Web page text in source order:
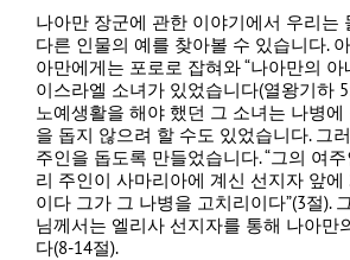
나아만 장군에 관한 이야기에서 우리는
다른 인물의 예를 찾아볼 수 있습니다.
아만에게는 포로로 잡혀와 “나아만의 아
이스라엘 소녀가 있었습니다(열왕기하
노예생활을 해야 했던 그 소녀는 나병에
을 돕지 않으려 할 수도 있었습니다. 그
주인을 돕도록 만들었습니다. “그의 여
리 주인이 사마리아에 계신 선지자 앞
이다 그가 그 나병을 고치리이다”(3절).
님께서는 엘리사 선지자를 통해 나아만
다(8-14절).